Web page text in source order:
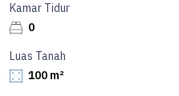
Kamar Tidur
0
Luas Tanah
100 m²